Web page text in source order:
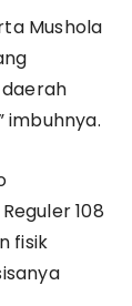
Mushola
108
fisik